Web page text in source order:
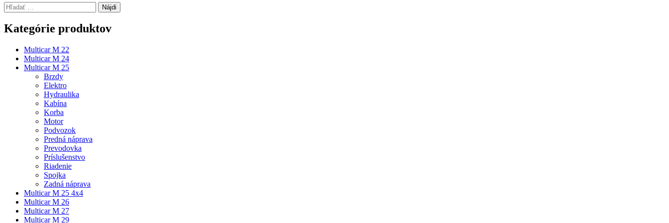
Hľadať:
Kategórie produktov
Multicar M 22
Multicar M 24
Multicar M 25
Brzdy
Elektro
Hydraulika
Kabína
Korba
Motor
Podvozok
Predná náprava
Prevodovka
Príslušenstvo
Riadenie
Spojka
Zadná náprava
Multicar M 25 4x4
Multicar M 26
Multicar M 27
Multicar M 29